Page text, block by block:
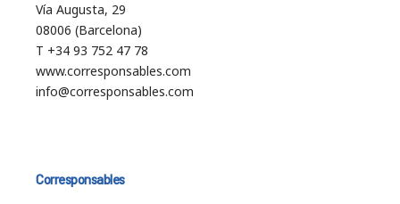
Vía Augusta, 29
08006 (Barcelona)
T +34 93 752 47 78
www.corresponsables.com
info@corresponsables.com
Corresponsables